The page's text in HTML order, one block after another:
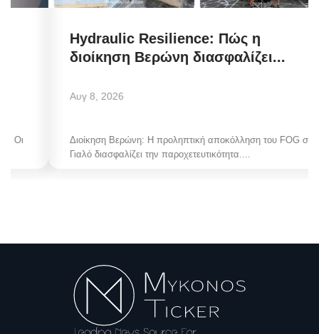
Hydraulic Resilience: Πώς η
διοίκηση Βερώνη διασφαλίζει...
Αυγ 8, 2026
Διοίκηση Βερώνη: Η προληπτική αποκόλληση του FOG στον
Γιαλό διασφαλίζει την παροχετευτικότητα....